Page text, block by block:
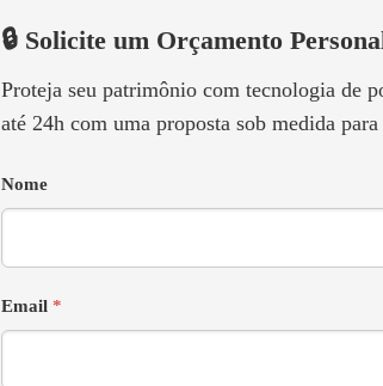
🔒 Solicite um Orçamento
Proteja seu patrimônio com tecnologia de
até 24h com uma proposta sob medida
Nome
Email *